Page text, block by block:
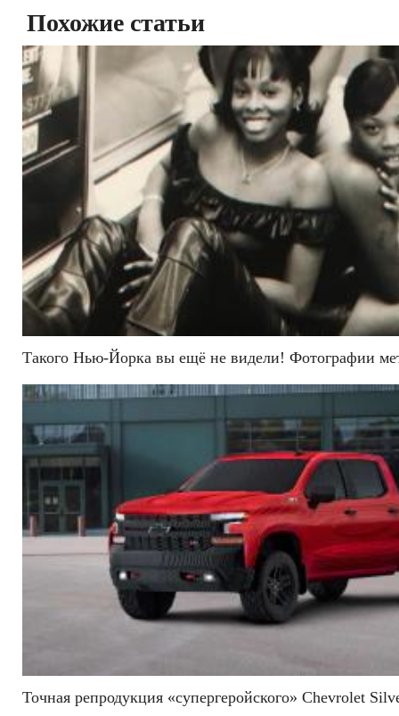
Похожие статьи
Такого Нью-Йорка вы ещё не видели! Фотографии
Точная репродукция «супергеройского» Chevrolet